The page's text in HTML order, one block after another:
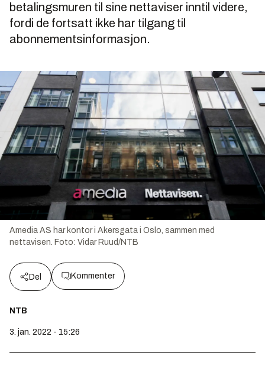
betalingsmuren til sine nettaviser inntil videre,
fordi de fortsatt ikke har tilgang til
abonnementsinformasjon.
Amedia AS har kontor i Akersgata i Oslo, sammen med
nettavisen. Foto: Vidar Ruud/NTB
Del Kommenter
NTB
3. jan. 2022 - 15:26